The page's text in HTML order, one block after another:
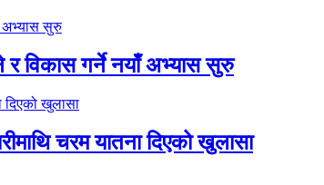
विकास गर्ने नयाँ अभ्यास सुरु
चरम यातना दिएको खुलासा